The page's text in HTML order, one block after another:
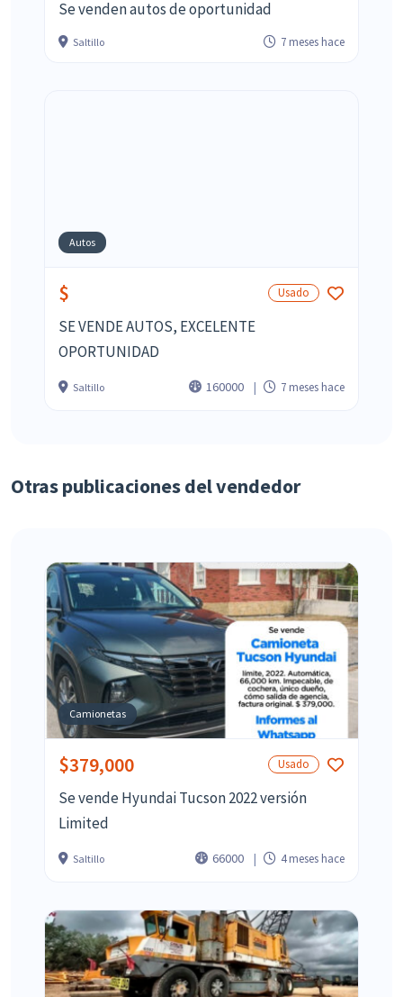
Se venden autos de oportunidad
Saltillo 7 meses hace
Autos
$ Usado
SE VENDE AUTOS, EXCELENTE
OPORTUNIDAD
Saltillo 160000 7 meses hace
Otras publicaciones del vendedor
Camionetas
$379,000 Usado
Se vende Hyundai Tucson 2022 versión
Limited
Saltillo 66000 4 meses hace